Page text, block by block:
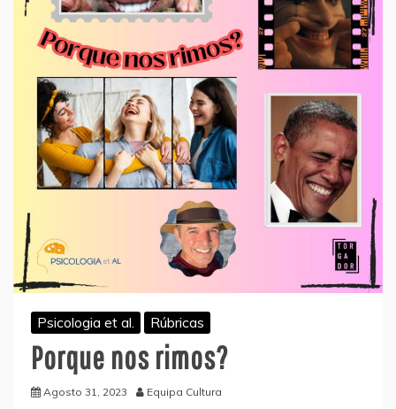
Psicologia et al. Rúbricas
Porque nos rimos?
Agosto 31, 2023 Equipa Cultura